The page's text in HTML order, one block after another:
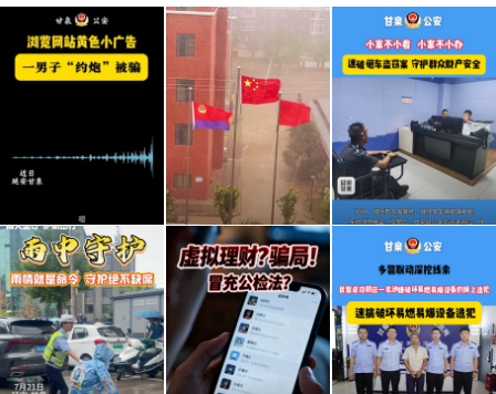
男子
点小
风雨
里的
速破
砸车